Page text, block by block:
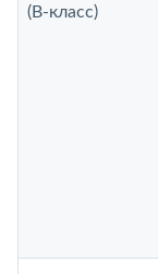
(B‑класс)